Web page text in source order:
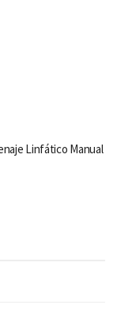
Linfático Manual